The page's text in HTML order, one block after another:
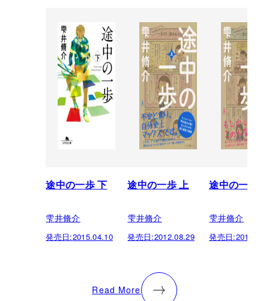
途中の一歩 下
雫井脩介
発売日:2015.04.10
途中の一歩 上
雫井脩介
発売日:2012.08.29
途中の一歩
雫井脩介
発売日:
Read More